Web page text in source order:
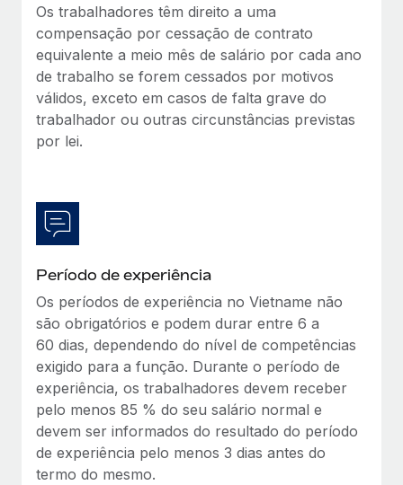
Os trabalhadores têm direito a uma
compensação por cessação de contrato
equivalente a meio mês de salário por cada ano
de trabalho se forem cessados por motivos
válidos, exceto em casos de falta grave do
trabalhador ou outras circunstâncias previstas
por lei.
Período de experiência
Os períodos de experiência no Vietname não
são obrigatórios e podem durar entre 6 a
60 dias, dependendo do nível de competências
exigido para a função. Durante o período de
experiência, os trabalhadores devem receber
pelo menos 85 % do seu salário normal e
devem ser informados do resultado do período
de experiência pelo menos 3 dias antes do
termo do mesmo.